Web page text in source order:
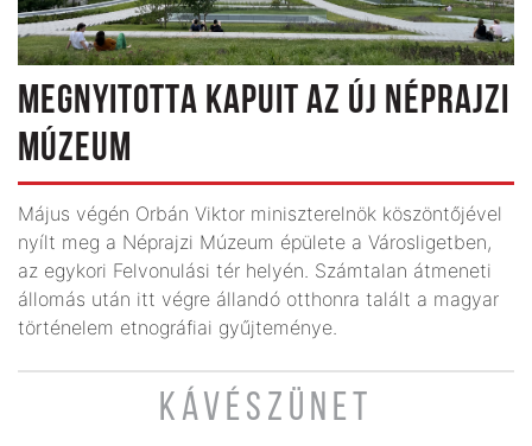
MEGNYITOTTA KAPUIT AZ ÚJ NÉPRAJZI
MÚZEUM
Május végén Orbán Viktor miniszterelnök köszöntőjével
nyílt meg a Néprajzi Múzeum épülete a Városligetben,
az egykori Felvonulási tér helyén. Számtalan átmeneti
állomás után itt végre állandó otthonra talált a magyar
történelem etnográfiai gyűjteménye.
KÁVÉSZÜNET